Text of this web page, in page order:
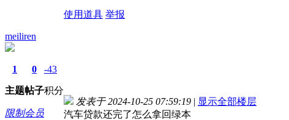
使用道具 举报
meiliren
1
主题
0
帖子
-43
积分
限制会员
发表于 2024-10-25 07:59:19 | 显示全部楼层
汽车贷款还完了怎么拿回绿本